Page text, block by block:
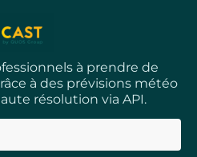
à prendre de
à des prévisions météo
résolution via API.